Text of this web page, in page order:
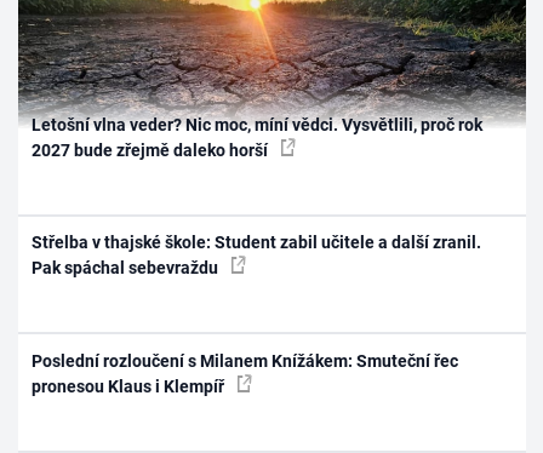
Letošní vlna veder? Nic moc, míní vědci. Vysvětlili, proč rok
2027 bude zřejmě daleko horší
Střelba v thajské škole: Student zabil učitele a další zranil.
Pak spáchal sebevraždu
Poslední rozloučení s Milanem Knížákem: Smuteční řec
pronesou Klaus i Klempíř